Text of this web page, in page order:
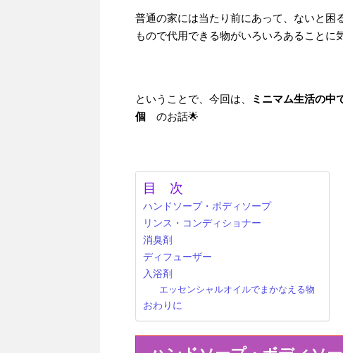
普通の家には当たり前にあって、ないと困
もので代用できる物がいろいろあることに
ということで、今回は、
ミニマム生活の中
個 のお話🌟
目 次
ハンドソープ・ボディソープ
リンス・コンディショナー
消臭剤
ディフューザー
入浴剤
エッセンシャルオイルでまかなえる物
おわりに